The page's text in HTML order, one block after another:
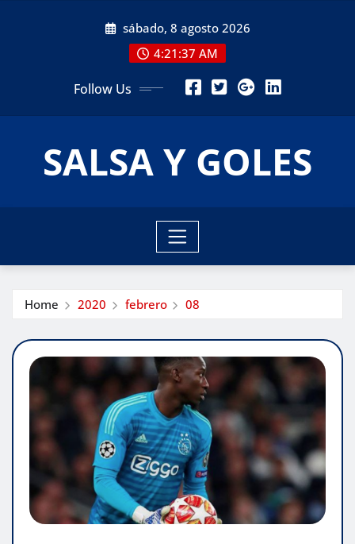
sábado, 8 agosto 2026
4:21:38 AM
Follow Us
SALSA Y GOLES
Home 2020 febrero 08